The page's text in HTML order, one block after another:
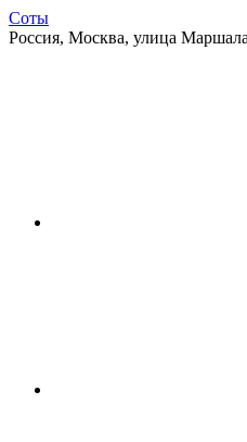
Соты
Россия, Москва, улица